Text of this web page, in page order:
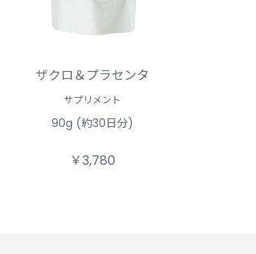
ザクロ＆プラセンタ
サプリメント
90g (約30日分)
￥3,780